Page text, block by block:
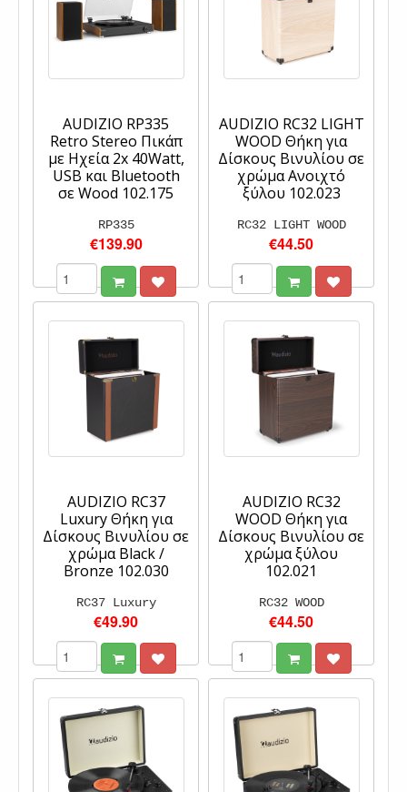
AUDIZIO RP335
Retro Stereo Πικάπ
με Ηχεία 2x 40Watt,
USB και Bluetooth
σε Wood 102.175
RP335
€139.90
AUDIZIO RC32 LIGHT
WOOD Θήκη για
Δίσκους Βινυλίου σε
χρώμα Ανοιχτό
ξύλου 102.023
RC32 LIGHT WOOD
€44.50
AUDIZIO RC37
Luxury Θήκη για
Δίσκους Βινυλίου σε
χρώμα Black /
Bronze 102.030
RC37 Luxury
€49.90
AUDIZIO RC32
WOOD Θήκη για
Δίσκους Βινυλίου σε
χρώμα ξύλου
102.021
RC32 WOOD
€44.50